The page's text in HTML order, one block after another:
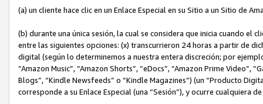
(a) un cliente hace clic en un Enlace Especial en su Sitio a un Sitio de
(b) durante una única sesión, la cual se considera que inicia cuando el
entre las siguientes opciones: (x) transcurrieron 24 horas a partir de
digital (según lo determinemos a nuestra entera discreción; por
“Amazon Music”, “Amazon Shorts”, “eDocs”, “Amazon Prime Video”,
Blogs”, “Kindle Newsfeeds” o “Kindle Magazines”) (un “Producto
corresponde a su Enlace Especial (una “Sesión”), y ocurre cualquiera